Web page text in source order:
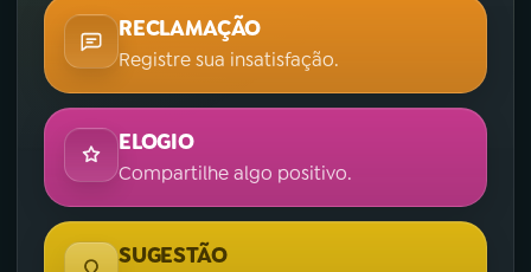
RECLAMAÇÃO
Registre sua insatisfação.
ELOGIO
Compartilhe algo positivo.
SUGESTÃO